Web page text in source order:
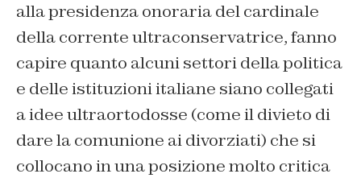
alla presidenza onoraria del cardinale
della corrente ultraconservatrice, fanno
capire quanto alcuni settori della politica
e delle istituzioni italiane siano collegati
a idee ultraortodosse (come il divieto di
dare la comunione ai divorziati) che si
collocano in una posizione molto critica